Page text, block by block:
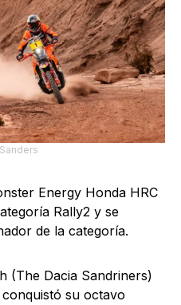
Energy Honda HRC
Rally2 y se
de la categoría.
(The Dacia Sandriners)
su octavo